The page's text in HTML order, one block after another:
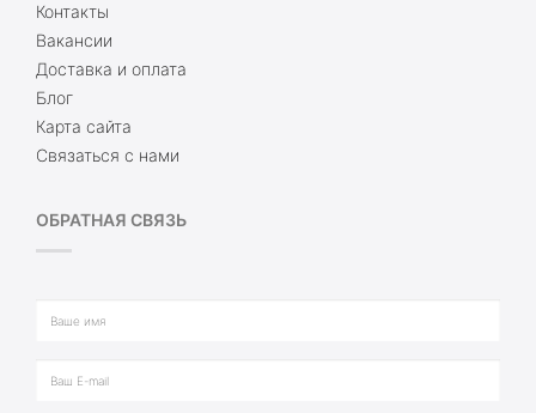
Контакты
Вакансии
Доставка и оплата
Блог
Карта сайта
Связаться с нами
ОБРАТНАЯ СВЯЗЬ